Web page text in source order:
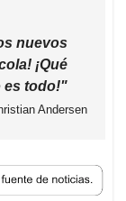
nuevos
¡Qué
es todo!"
Andersen